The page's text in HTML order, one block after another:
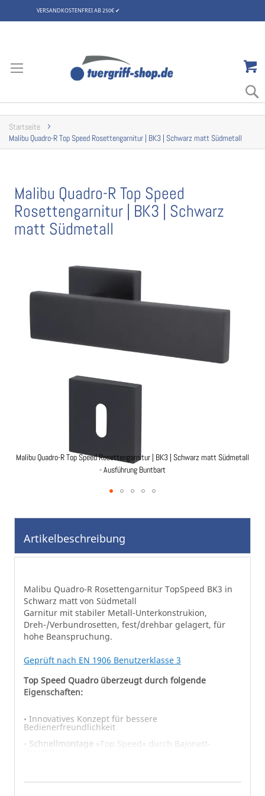
VERSANDKOSTENFREI AB 250€ ✔
springen
Startseite
Malibu Quadro-R Top Speed Rosettengarnitur | BK3 | Schwarz matt Südmetall
Malibu Quadro-R Top Speed
Rosettengarnitur | BK3 | Schwarz
matt Südmetall
springen
Malibu Quadro-R Top Speed Rosettengarnitur | BK3 | Schwarz matt Südmetall
- Ausführung Buntbart
Anfang
Bildgalerie
springen
Artikelbeschreibung
Malibu Quadro-R Rosettengarnitur TopSpeed BK3 in
Schwarz matt von Südmetall
Garnitur mit stabiler Metall-Unterkonstrukion,
Dreh-/Verbundrosetten, fest/drehbar gelagert, für
hohe Beanspruchung.
Geprüft nach EN 1906 Benutzerklasse 3
Top Speed Quadro überzeugt durch folgende
Eigenschaften:
• Innovatives Konzept für bessere
Bedienerfreundlichkeit
• Schnellmontage »Top Speed« durch Bajonett-
• MitHochhaltefeder= perfekte Position